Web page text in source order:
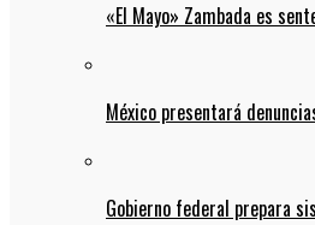
«El Mayo» Zambada es
México presentará
Gobierno federal prepara